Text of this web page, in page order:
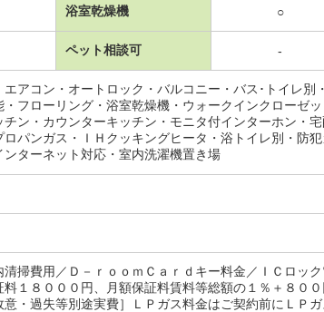
浴室乾燥機 ○
ペット相談可 -
エアコン・オートロック・バルコニー・バス･トイレ
・フローリング・浴室乾燥機・ウォークインクローゼ
チン・カウンターキッチン・モニタ付インターホン・
ロパンガス・ＩＨクッキングヒータ・浴トイレ別・防
ンターネット対応・室内洗濯機置き場
清掃費用／Ｄ－ｒｏｏｍＣａｒｄキー料金／ＩＣロッ
料１８０００円、月額保証料賃料等総額の１％＋８０
・過失等別途実費］ＬＰガス料金はご契約前にＬＰ